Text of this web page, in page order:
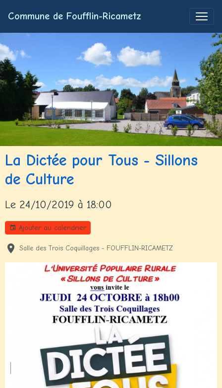
Commune de Foufflin-Ricametz
La Dictée pour Tous - Sillons
de Culture
Le 24/10/2019 à 18:00
Ajouter au calendrier
Salle des Trois Coquillages - FOUFFLIN-RICAMETZ